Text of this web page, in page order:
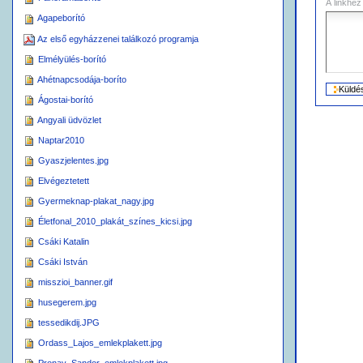
Agapeborító
Az első egyházzenei találkozó programja
Elmélyülés-borító
Ahétnapcsodája-boríto
Ágostai-borító
Angyali üdvözlet
Naptar2010
Gyaszjelentes.jpg
Elvégeztetett
Gyermeknap-plakat_nagy.jpg
Életfonal_2010_plakát_színes_kicsi.jpg
Csáki Katalin
Csáki István
misszioi_banner.gif
husegerem.jpg
tessedikdij.JPG
Ordass_Lajos_emlekplakett.jpg
A linkhez